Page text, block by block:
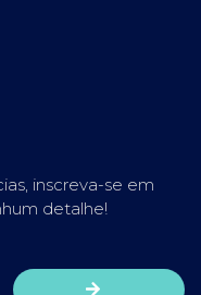
inscreva-se em
detalhe!